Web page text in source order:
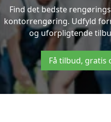
Find det bedste
kontorrengøring. Udfyld
og uforpligtende
Få tilbud,